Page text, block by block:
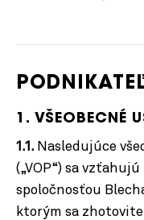
1. VŠEOBECNÉ
1.1. Nasledujúce
(„VOP“) sa
spoločnosťou
ktorým sa